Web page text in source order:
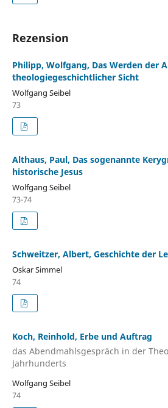
Rezension
Philipp, Wolfgang, Das Werden der
theologiegeschichtlicher Sicht
Wolfgang Seibel
73
Althaus, Paul, Das sogenannte
historische Jesus
Wolfgang Seibel
73-74
Schweitzer, Albert, Geschichte der
Oskar Simmel
74
Koch, Reinhold, Erbe und Auftrag
das Abendmahlsgespräch in der
Jahrhunderts
Wolfgang Seibel
74